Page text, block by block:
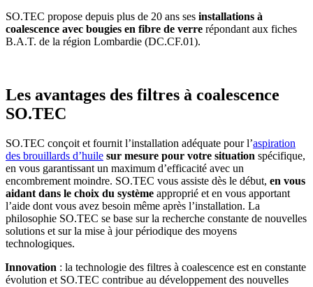
SO.TEC propose depuis plus de 20 ans ses installations à
coalescence avec bougies en fibre de verre répondant aux fiches
B.A.T. de la région Lombardie (DC.CF.01).
Les avantages des filtres à coalescence
SO.TEC
SO.TEC conçoit et fournit l’installation adéquate pour l’aspiration
des brouillards d’huile sur mesure pour votre situation spécifique,
en vous garantissant un maximum d’efficacité avec un
encombrement moindre. SO.TEC vous assiste dès le début, en vous
aidant dans le choix du système approprié et en vous apportant
l’aide dont vous avez besoin même après l’installation. La
philosophie SO.TEC se base sur la recherche constante de nouvelles
solutions et sur la mise à jour périodique des moyens
technologiques.
Innovation : la technologie des filtres à coalescence est en constante
évolution et SO.TEC contribue au développement des nouvelles